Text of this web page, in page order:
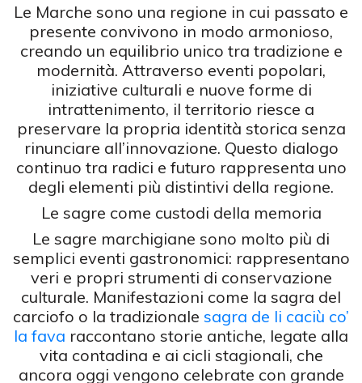
Le Marche sono una regione in cui passato e
presente convivono in modo armonioso,
creando un equilibrio unico tra tradizione e
modernità. Attraverso eventi popolari,
iniziative culturali e nuove forme di
intrattenimento, il territorio riesce a
preservare la propria identità storica senza
rinunciare all’innovazione. Questo dialogo
continuo tra radici e futuro rappresenta uno
degli elementi più distintivi della regione.
Le sagre come custodi della memoria
Le sagre marchigiane sono molto più di
semplici eventi gastronomici: rappresentano
veri e propri strumenti di conservazione
culturale. Manifestazioni come la sagra del
carciofo o la tradizionale sagra de li caciù co’
la fava raccontano storie antiche, legate alla
vita contadina e ai cicli stagionali, che
ancora oggi vengono celebrate con grande